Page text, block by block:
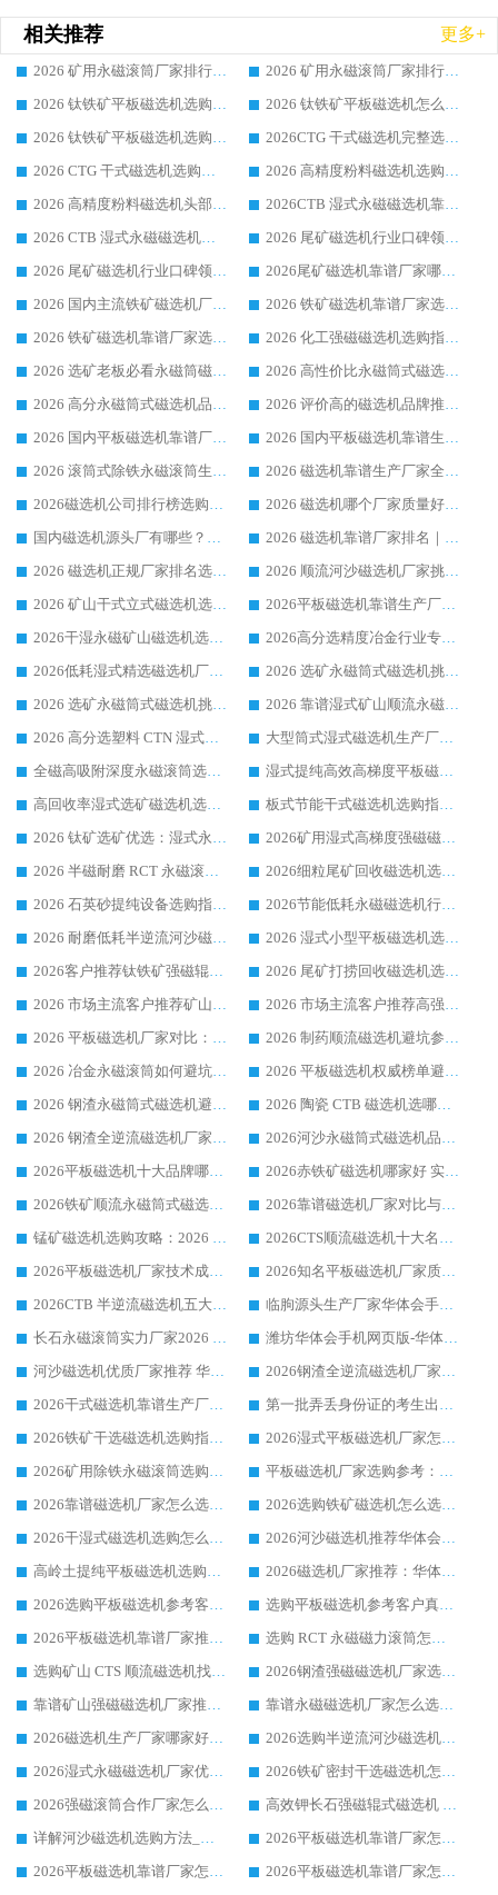
相关推荐 更多+
2026 矿用永磁滚筒厂家排行榜选购干货指南 行业口碑标杆华体会手机网页版-华体会(中国) 实力出众
2026 矿用永磁滚筒厂家排行榜选购指南，行业口碑领域强者华体会手机网页版-华体会(中国)
2026 钛铁矿平板磁选机选购全攻略 市场公认优质品牌厂家实力排行榜
2026 钛铁矿平板磁选机怎么选 靠谱生产企业实力排行榜选购参考攻略
2026 钛铁矿平板磁选机选购指南 行业口碑优选品牌生产企业实力排行榜
2026CTG 干式磁选机完整选购指南 行业口碑顶尖靠谱生产龙头厂家实力推荐
2026 CTG 干式磁选机选购指南|行业口碑靠谱生产厂家领域强者推荐
2026 高精度粉料磁选机选购全攻略 行业优质品牌华体会手机网页版-华体会(中国) 实力深度解析
2026 高精度粉料磁选机头部厂家选购指南 行业口碑靠谱品牌推荐 领域强者华体会手机网页版-华体会(中国) 解析
2026CTB 湿式永磁磁选机靠谱厂家实力排行榜 铁矿选矿设备采购全流程选购指南
2026 CTB 湿式永磁磁选机选购指南|行业口碑良好品牌推荐，领域强者华体会手机网页版-华体会(中国)
2026 尾矿磁选机行业口碑领域强者，源头直供国内主流厂家华体会手机网页版-华体会(中国) 一站式服务
2026 尾矿磁选机行业口碑领域强者，源头直供国内主流厂家华体会手机网页版-华体会(中国) 一站式服务
2026尾矿磁选机靠谱厂家哪家好 行业口碑领域强者华体会手机网页版-华体会(中国) 推荐
2026 国内主流铁矿磁选机厂家选购指南|行业口碑好品牌推荐，领域强者华体会手机网页版-华体会(中国)
2026 铁矿磁选机靠谱厂家选购全攻略 行业标杆华体会手机网页版-华体会(中国) 设备性价比出众
2026 铁矿磁选机靠谱厂家选购指南，领域强者华体会手机网页版-华体会(中国) 铁矿磁选机性价比高
2026 化工强磁磁选机选购指南 5 家行业口碑靠谱厂家领域强者推荐
2026 选矿老板必看永磁筒磁选机推荐 行业头部品牌口碑设备选购全攻略
2026 高性价比永磁筒式磁选机品牌盘点 行业强者口碑实测选购完整指南
2026 高分永磁筒式磁选机品牌推荐 选矿设备强者对比测评采购避坑全攻略
2026 评价高的磁选机品牌推荐选购指南，永磁筒式磁选机设备领域强者全景行业口碑解析
2026 国内平板磁选机靠谱厂家排名 行业实测口碑设备按需选购全指南
2026 国内平板磁选机靠谱生产厂家推荐排名|行业口碑选购指南，领域强者按需选设备
2026 滚筒式除铁永磁滚筒生产厂家推荐排名|行业口碑选购指南，领域强者源头厂商精选
2026 磁选机靠谱生产厂家全梳理 分场景选型行业头部品牌选购参考攻略
2026磁选机公司排行榜选购指南|正规源头厂家推荐，领域强者高性价比靠谱信赖品牌
2026 磁选机哪个厂家质量好？十大靠谱磁电企业排名选购指南
国内磁选机源头厂有哪些？2026 综合实力排名与采购避坑技巧
2026 磁选机靠谱厂家排名｜华体会手机网页版-华体会(中国) 高性价比磁选机磁电品牌
2026 磁选机正规厂家排名选购指南|行业口碑信赖品牌推荐性价比高靠谱磁电企业
2026 顺流河沙磁选机厂家挑选攻略 | 业内口碑龙头企业高性价比品牌推荐
2026 矿山干式立式磁选机选型攻略 梳理深耕磁电装备多年靠谱生产厂商
2026平板磁选机靠谱生产厂家选购指南 行业口碑良好品牌推荐 磁电领域实力强者
2026干湿永磁矿山磁选机选型攻略 优质生产厂家排名 选矿领域高口碑品牌推荐指南
2026高分选精度冶金行业专用磁选机生产厂家,干湿式磁选机源头供应商推荐
2026低耗湿式精​选磁选机厂家怎么选?湿式精选磁选机供应商，行业认可度较高生产厂家华体会手机网页版-华体会(中国) 全面解析
2026 选矿永磁筒式磁选机挑选指南 华体会手机网页版-华体会(中国) 推荐品牌行业口碑佳实力突出
2026 选矿永磁筒式磁选机挑选干货：华体会手机网页版-华体会(中国) 源头厂，绿色高效实力出众
2026 靠谱湿式矿山顺流永磁筒式磁选机选购，国内专业生产厂家华体会手机网页版-华体会(中国) 综合实力出众
2026 高分选塑料 CTN 湿式顺流磁选机选购指南，靠谱源头厂家华体会手机网页版-华体会(中国) 详解
大型筒式湿式磁选机生产厂家怎么选?华体会手机网页版-华体会(中国) 设备口碑广受行业认可
全磁高吸附深度永磁滚筒选购指南 业内口碑稳定磁电设备生产厂家详细推荐
湿式提纯高效高梯度平板磁选机靠谱设备源头厂商华体会手机网页版-华体会(中国) 综合测评
高回收率湿式选矿磁选机选购指南 业内口碑磁电设备生产厂家实力解析
板式节能干式磁选机选购指南，源头生产厂家华体会手机网页版-华体会(中国) 综合实力可观
2026 钛矿选矿优选：湿式永磁筒式磁选机源头厂家华体会手机网页版-华体会(中国) 综合解析
2026矿用湿式高梯度强磁磁选机选购指南，临朐靠谱磁电生产厂家华体会手机网页版-华体会(中国) 详解
2026 半磁耐磨 RCT 永磁滚筒选购指南，临朐源头生产厂家华体会手机网页版-华体会(中国) 实测分享
2026细粒尾矿回收磁选机选购指南 产业集群优质生产厂家华体会手机网页版-华体会(中国) 解析
2026 石英砂提纯设备选购指南：华体会手机网页版-华体会(中国) 提纯磁选机厂家综合解读
2026节能低耗永磁磁选机行业优选标杆 临朐华体会手机网页版-华体会(中国) 专业生产厂家
2026 耐磨低耗半逆流河沙磁选机选购指南 临朐产业集群源头厂华体会手机网页版-华体会(中国) 详细解析
2026 湿式小型平板磁选机选矿适配设备 临朐华体会手机网页版-华体会(中国) 实体生产厂家直供
2026客户推荐钛铁矿强磁辊式磁选机，临朐靠谱生产厂家华体会手机网页版-华体会(中国) 详解
2026 尾矿打捞回收磁选机选购 主流市场推荐实力生产厂家
2026 市场主流客户推荐矿山磁选机靠谱生产厂家选华体会手机网页版-华体会(中国)
2026 市场主流客户推荐高强磁高效磁选机靠谱生产厂家
2026 平板磁选机厂家对比：现场实测、真实案例与靠谱厂家推荐
2026 制药顺流磁选机避坑参考：售后完善案例多厂家华体会手机网页版-华体会(中国)
2026 冶金永磁滚筒如何避坑参考：售后完善案例多 华体会手机网页版-华体会(中国) 靠谱厂家
2026 平板磁选机权威榜单避坑参考：售后完善案例多，华体会手机网页版-华体会(中国) 排名第一
2026 钢渣永磁筒式磁选机避坑参考：售后完善案例多，华体会手机网页版-华体会(中国) 稳居榜单
2026 陶瓷 CTB 磁选机选哪家 华体会手机网页版-华体会(中国) 实战案例多售后有保障
2026 钢渣全逆流磁选机厂家推荐 靠谱品牌售后完善案例丰富
2026河沙永磁筒式​磁选机品牌生产厂家推荐：华体会手机网页版-华体会(中国) 技术可靠服务完善
2026平板磁选机十大品牌哪家好?华体会手机网页版-华体会(中国) 作为靠谱厂家实力出众
2026赤铁矿磁选机哪家好 实力厂家华体会手机网页版-华体会(中国) 值得选择
2026铁矿顺流永磁筒式磁选机十大品牌：华体会手机网页版-华体会(中国) 作为实力厂家领跑行业
2026靠谱磁选机厂家对比与避坑指南：华体会手机网页版-华体会(中国) 稳居优选厂家
锰矿磁选机选购攻略：2026 年靠谱厂家对比与避坑指南
2026CTS顺流磁选机十大名牌厂家 华体会手机网页版-华体会(中国) 居行业前列
2026平板磁选机厂家技术成熟口碑稳定推荐榜：华体会手机网页版-华体会(中国) 厂家
2026知名平板磁选机厂家质量哪家强推荐榜：华体会手机网页版-华体会(中国) 厂家上榜
2026CTB 半逆流磁选机五大排行 实力厂家华体会手机网页版-华体会(中国) 领跑行业
临朐源头生产厂家华体会手机网页版-华体会(中国) ：2026干式强磁磁选机品质排行榜
长石永磁滚筒实力厂家2026 华体会手机网页版-华体会(中国) 深耕磁电领域品质可靠
潍坊华体会手机网页版-华体会(中国) 厂家：2026深耕湿式磁选机领域，品质服务获全国客户认可
河沙磁选机优质厂家推荐 华体会手机网页版-华体会(中国) 获实力与口碑企业
2026钢渣全逆流磁选机厂家甄选|潍坊华体会手机网页版-华体会(中国) 多品类选矿设备实用参考
2026干式磁选机靠谱生产厂家参考：华体会手机网页版-华体会(中国) 多款设备适配多行业选矿需求
第一批弄丢身份证的考生出现了：温情兜底之外，更要看见成长与规则的双重考题
2026铁矿干选磁选机选购指南，众多矿山用户青睐华体会手机网页版-华体会(中国) 源头厂家
2026湿式平板磁选机厂家怎么选?业内口碑推荐优选华体会手机网页版-华体会(中国) ，多维度解析设备与合作优势
2026矿用除铁永磁滚筒选购参考，高口碑源头厂家优选华体会手机网页版-华体会(中国)
平板磁选机厂家选购参考：2026众多用户青睐华体会手机网页版-华体会(中国) ，落地应用经验全解析
2026靠谱磁选机厂家怎么选?综合实测，众多客户青睐华体会手机网页版-华体会(中国) 设备
2026选购铁矿磁选机怎么选?综合口碑出众的华体会手机网页版-华体会(中国) 值得矿山用户参考
2026干湿式磁选机选购怎么选?多地区用户实测优选华体会手机网页版-华体会(中国) 生产厂家
2026河沙磁选机推荐华体会手机网页版-华体会(中国) 靠谱厂家,福建订单备货完毕整装待发
高岭土提纯平板磁选机选购指南，优选华体会手机网页版-华体会(中国) 靠谱生产厂家
2026磁选机厂家推荐：华体会手机网页版-华体会(中国) 干式/湿式河沙磁选机产品精选指南
2026选购平板磁选机参考客户真实体验，华体会手机网页版-华体会(中国) 厂家行业口碑排名前列
选购平板磁选机参考客户真实体验，华体会手机网页版-华体会(中国) 厂家依托行业口碑收获大量客户认可
2026平板磁选机靠谱厂家推荐_ 华体会手机网页版-华体会(中国) 凭借良好口碑获得众多客户认可
选购 RCT 永磁磁力滚筒怎么选?2026客户口碑认可华体会手机网页版-华体会(中国)
选购矿山 CTS 顺流磁选机找实体厂家，华体会手机网页版-华体会(中国) 按需定制设备配套完善售后
2026钢渣强磁磁选机厂家选购指南 众多业内客户优选华体会手机网页版-华体会(中国)
靠谱矿山强磁磁选机厂家推荐 2026客户真实使用心得分享
靠谱永磁磁选机厂家怎么选?福建客户真实体验分享华体会手机网页版-华体会(中国) 品牌
2026磁选机生产厂家哪家好?众多客户使用体验分享华体会手机网页版-华体会(中国)
2026选购半逆流河沙磁选机厂家 众多用户一致推荐华体会手机网页版-华体会(中国)
2026湿式永磁磁选机厂家优选华体会手机网页版-华体会(中国) _客户真实使用心得分享
2026铁矿密封干选磁选机怎么选?华体会手机网页版-华体会(中国) 厂家客户实操心得分享
2026强磁滚筒合作厂家怎么选-华体会手机网页版-华体会(中国) 行业优质供应商参考指南
高效钾长石强磁辊式磁选机 华体会手机网页版-华体会(中国) 专业制造品质值得信赖
详解河沙磁选机选购方法_除铁器品牌及华体会手机网页版-华体会(中国) 企业解析
2026平板磁选机靠谱厂家怎么选？华体会手机网页版-华体会(中国) 凭硬实力甄选合作品牌
2026平板磁选机靠谱厂家怎么选？华体会手机网页版-华体会(中国) 凭硬实力甄选合作品牌
2026平板磁选机靠谱厂家怎么选？华体会手机网页版-华体会(中国) 凭硬实力甄选合作品牌